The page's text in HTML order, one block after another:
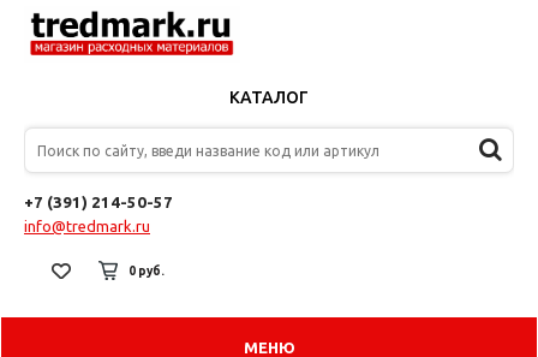
КАТАЛОГ
+7 (391) 214-50-57
info@tredmark.ru
0 руб.
МЕНЮ